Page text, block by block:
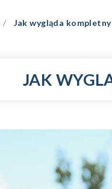
Jak wygląda
JAK